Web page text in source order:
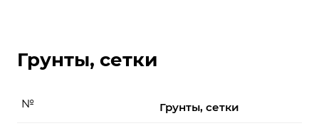
Грунты, сетки
Грунты, сетки
№